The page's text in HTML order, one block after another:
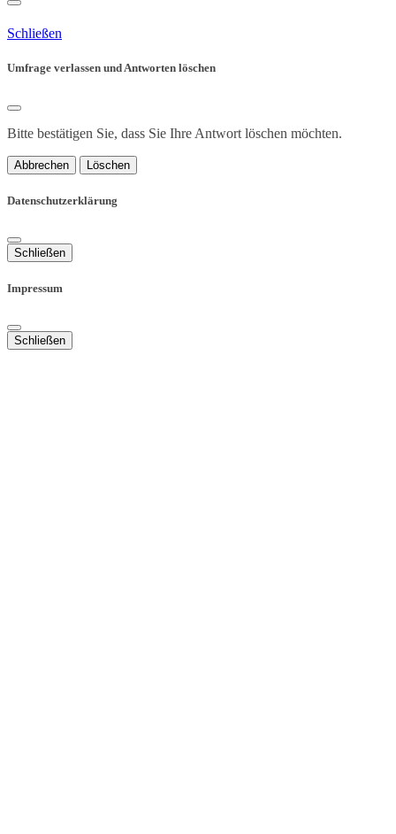
Schließen
Umfrage verlassen und Antworten löschen
Bitte bestätigen Sie, dass Sie Ihre Antwort löschen möchten.
Abbrechen Löschen
Datenschutzerklärung
Schließen
Impressum
Schließen